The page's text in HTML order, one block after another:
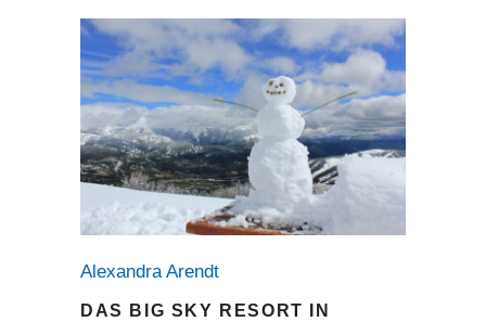
Alexandra Arendt
DAS BIG SKY RESORT IN